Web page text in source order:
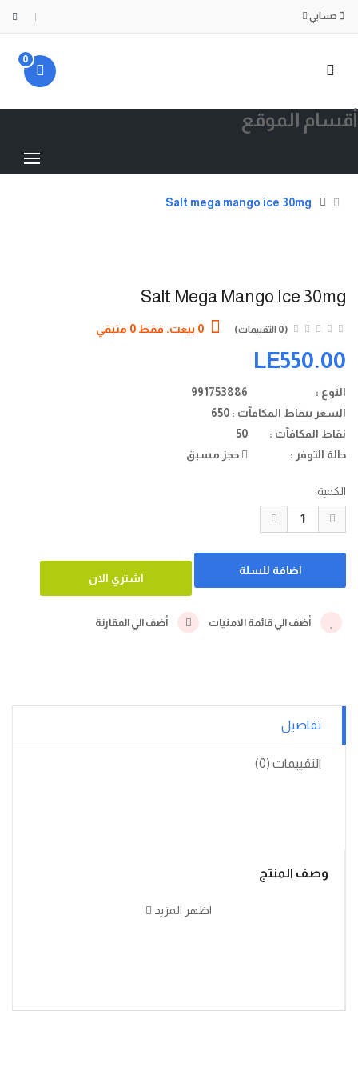
حسابي
0
أقسام الموقع
Salt mega mango ice 30mg
Salt Mega Mango Ice 30mg
(0 التقييمات)
LE550.00
النوع :
السعر بنقاط المكافآت :
نقاط المكافآت :
حالة التوفر :
حجز مسبق
الكمية:
أضف الي قائمة الامنيات أضف الي المقارنة
تفاصيل
التقييمات (0)
وصف المنتج
اظهر المزيد